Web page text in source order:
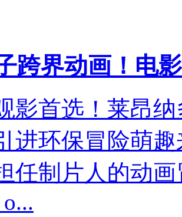
跨界动画！电
影首选！莱昂
进环保冒险萌
任制片人的动